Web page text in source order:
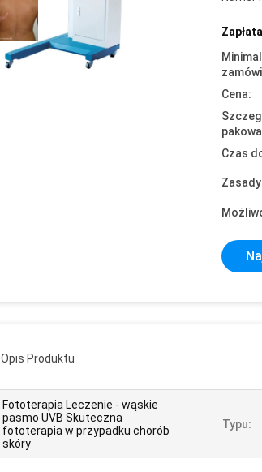
Cena:
Czas
Opis Produktu
Fototerapia Leczenie - wąskie
pasmo UVB Skuteczna
fototerapia w przypadku chorób
skóry
Typu: